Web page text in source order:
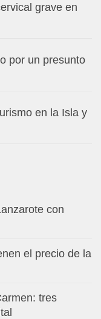
grave en
por un presunto
en la Isla y
con
el precio de la
tres